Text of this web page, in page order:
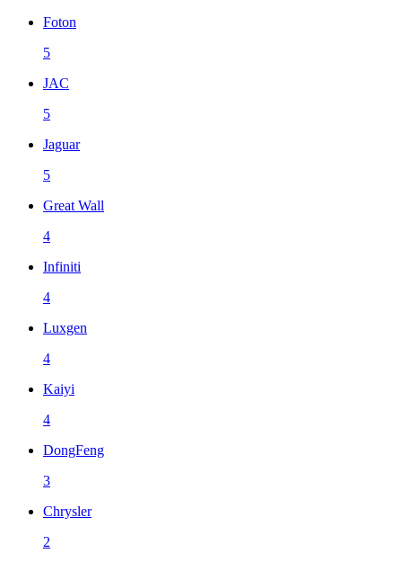
Foton
5
JAC
5
Jaguar
5
Great Wall
4
Infiniti
4
Luxgen
4
Kaiyi
4
DongFeng
3
Chrysler
2